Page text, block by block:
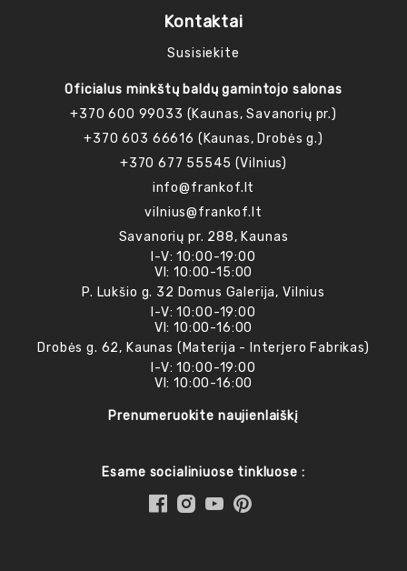
Kontaktai
Susisiekite
Oficialus minkštų baldų gamintojo salonas
+370 600 99033 (Kaunas, Savanorių pr.)
+370 603 66616 (Kaunas, Drobės g.)
+370 677 55545 (Vilnius)
info@frankof.lt
vilnius@frankof.lt
Savanorių pr. 288, Kaunas
I-V: 10:00-19:00
VI: 10:00-15:00
P. Lukšio g. 32 Domus Galerija, Vilnius
I-V: 10:00-19:00
VI: 10:00-16:00
Drobės g. 62, Kaunas (Materija - Interjero Fabrikas)
I-V: 10:00-19:00
VI: 10:00-16:00
Prenumeruokite naujienlaiškį
Esame socialiniuose tinkluose :